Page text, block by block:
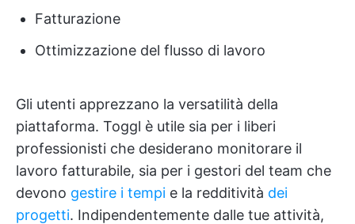
Fatturazione
Ottimizzazione del flusso di lavoro
Gli utenti apprezzano la versatilità della
piattaforma. Toggl è utile sia per i liberi
professionisti che desiderano monitorare il
lavoro fatturabile, sia per i gestori del team che
devono gestire i tempi e la redditività dei
progetti. Indipendentemente dalle tue attività,